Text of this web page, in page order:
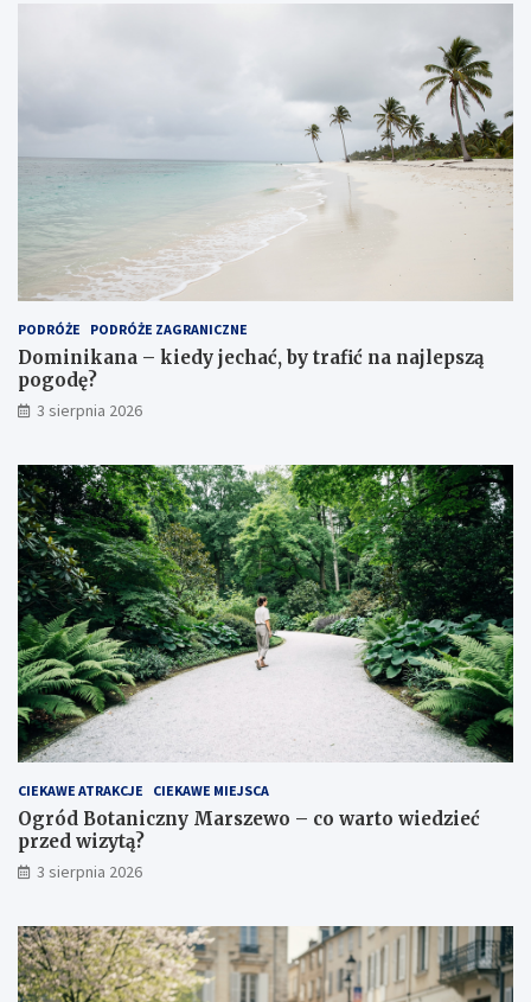
PODRÓŻE PODRÓŻE ZAGRANICZNE
Dominikana – kiedy jechać, by trafić na najlepszą
pogodę?
3 sierpnia 2026
CIEKAWE ATRAKCJE CIEKAWE MIEJSCA
Ogród Botaniczny Marszewo – co warto wiedzieć
przed wizytą?
3 sierpnia 2026